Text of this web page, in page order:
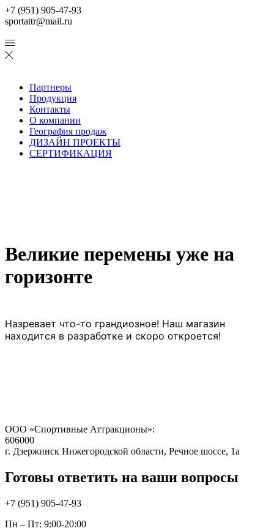
+7 (951) 905-47-93
sportattr@mail.ru
Партнеры
Продукция
Контакты
О компании
География продаж
ДИЗАЙН ПРОЕКТЫ
СЕРТИФИКАЦИЯ
Великие перемены уже на
горизонте
Назревает что-то грандиозное! Наш магазин
находится в разработке и скоро откроется!
ООО «Спортивные Аттракционы»:
606000
г. Дзержинск Нижегородской области, Речное шоссе, 1а
Готовы ответить на ваши вопросы
+7 (951) 905-47-93
Пн – Пт: 9:00-20:00